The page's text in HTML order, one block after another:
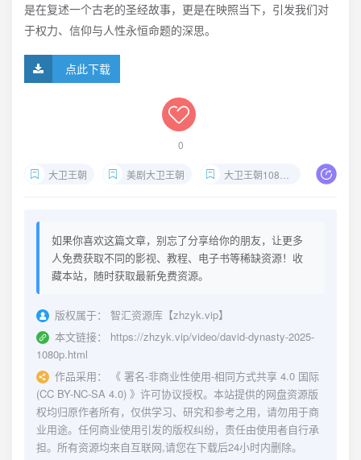
是在复述一个古老的圣经故事，更是在映照当下，引发我们对
于权力、信仰与人性永恒命题的深思。
点此下载
0
大卫王朝 美剧大卫王朝 大卫王朝1080P下载 大卫王
如果你喜欢这篇文章，别忘了分享给你的朋友，让更多
人免费获取不同的影视、教程、电子书等稀缺资源！收
藏本站，随时获取最新免费资源。
版权属于：
智汇资源库【zhzyk.vip】
本文链接：
https://zhzyk.vip/video/david-dynasty-2025-
1080p.html
作品采用：
《 署名-非商业性使用-相同方式共享 4.0 国际
(CC BY-NC-SA 4.0) 》许可协议授权。本站提供的网盘资源版
权均归原作者所有，仅供学习、研究和参考之用，请勿用于商
业用途。任何商业使用引发的版权纠纷，责任由使用者自行承
担。所有资源均来自互联网,请您在下载后24小时内删除。